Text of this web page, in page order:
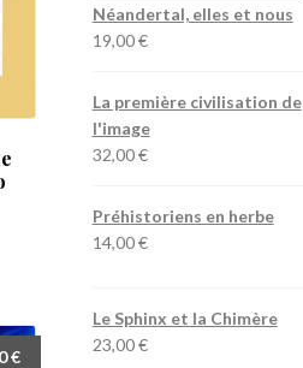
€
Néandertal, elles et nous
19,00€
La première civilisation de
l'image
32,00€
Préhistoriens en herbe
14,00€
Le Sphinx et la Chimère
23,00€